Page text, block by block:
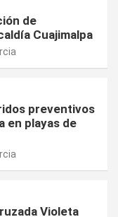
de
Cuajimalpa
preventivos
en playas de
Violeta